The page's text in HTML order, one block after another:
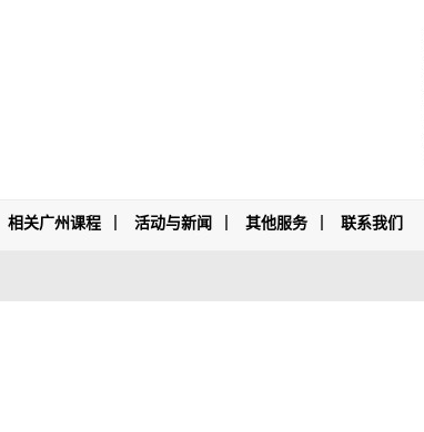
相关广州课程 活动与新闻 其他服务 联系我们